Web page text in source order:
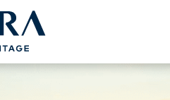
tutti gli ordini superiori